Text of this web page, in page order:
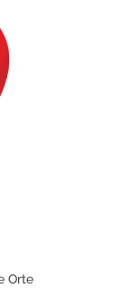
Orte